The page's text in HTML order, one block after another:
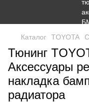
Каталог TOYOTA
Тюнинг
Аксессуары
накладка
радиатора